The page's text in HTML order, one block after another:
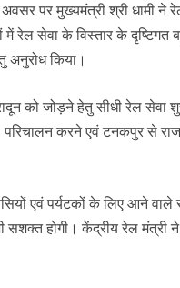
अवसर पर मुख्यमंत्री श्री धामी
रेल सेवा के विस्तार के दृष्टिगत
अनुरोध किया।
को जोड़ने हेतु सीधी रेल
करने एवं टनकपुर से
एवं पर्यटकों के लिए आने वाले
सशक्त होगी। केंद्रीय रेल मंत्री